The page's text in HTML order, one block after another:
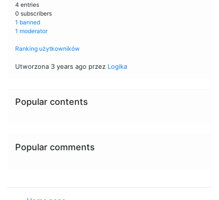
4 entries
0 subscribers
1 banned
1 moderator
Ranking użytkowników
Utworzona 3 years ago przez Logika
Popular contents
Popular comments